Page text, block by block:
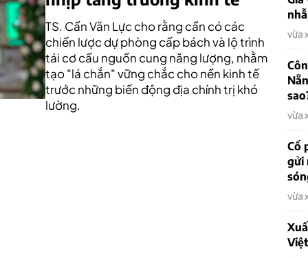
TS. Cấn Văn Lực cho rằng cần có các
chiến lược dự phòng cấp bách và lộ trình
tái cơ cấu nguồn cung năng lượng, nhằm
tạo "lá chắn" vững chắc cho nền kinh tế
trước những biến động địa chính trị khó
lường.
vừa
vừa
Cổ
gửi
vừa